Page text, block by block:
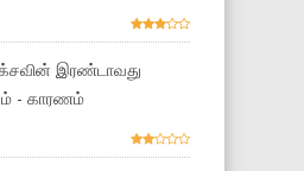
இரண்டாவது
- காரணம்